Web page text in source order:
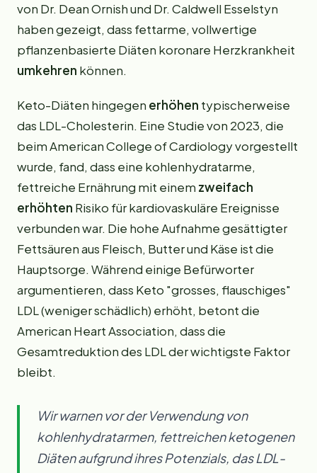
von Dr. Dean Ornish und Dr. Caldwell Esselstyn
haben gezeigt, dass fettarme, vollwertige
pflanzenbasierte Diäten koronare Herzkrankheit
umkehren können.
Keto-Diäten hingegen erhöhen typischerweise
das LDL-Cholesterin. Eine Studie von 2023, die
beim American College of Cardiology vorgestellt
wurde, fand, dass eine kohlenhydratarme,
fettreiche Ernährung mit einem zweifach
erhöhten Risiko für kardiovaskuläre Ereignisse
verbunden war. Die hohe Aufnahme gesättigter
Fettsäuren aus Fleisch, Butter und Käse ist die
Hauptsorge. Während einige Befürworter
argumentieren, dass Keto "grosses, flauschiges"
LDL (weniger schädlich) erhöht, betont die
American Heart Association, dass die
Gesamtreduktion des LDL der wichtigste Faktor
bleibt.
Wir warnen vor der Verwendung von
kohlenhydratarmen, fettreichen ketogenen
Diäten aufgrund ihres Potenzials, das LDL-